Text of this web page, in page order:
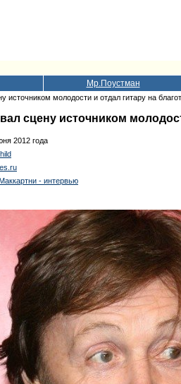
Мр.Поустман
источником молодости и отдал гитару на
сцену источником
2012 года
- интервью